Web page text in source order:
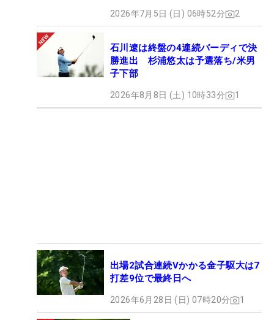
2026年7月5日 (日) 06時52分 2
石川遼は終盤の4連続バーディで決
勝進出 杉浦悠太は予選落ち/米男
子下部
2026年8月8日 (土) 10時33分 1
出場2試合連続Vかかる金子駆大は7
打差9位で最終日へ
2026年6月28日 (日) 07時20分 1